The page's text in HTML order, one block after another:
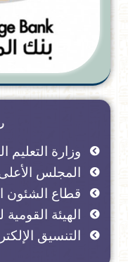
وزارة التعليم
المجلس
قطاع الشئون
الهيئة
التنسيق